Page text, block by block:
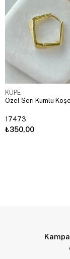
KÜPE
Özel Seri Kumlu
17473
₺350,00